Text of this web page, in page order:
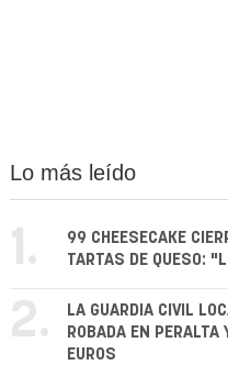
Lo más leído
1.
99 CHEESECAKE
TARTAS DE QUESO:
2.
LA GUARDIA CIVIL
ROBADA EN
EUROS